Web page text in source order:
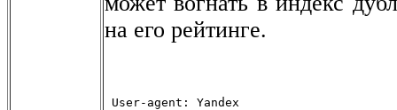
на его рейтинге.
User-agent: Yandex